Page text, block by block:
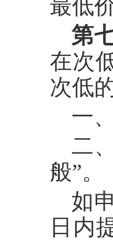
最低
第
在次
次低
一
二
般”。
如
日内